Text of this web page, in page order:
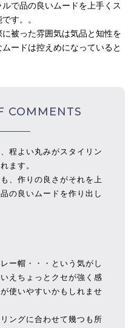
で品の良いムードを上手くス
す。。
被った雰囲気は気品と知性を
ードは控えめになっていると
COMMENTS
程よい丸みがスタイリン
ます。
、作りの良さがそれを上
の良いムードを作り出し
ー帽・・・という気がし
えちょっとクセが強く感
使いやすいかもしれませ
ングに合わせて幾つも所